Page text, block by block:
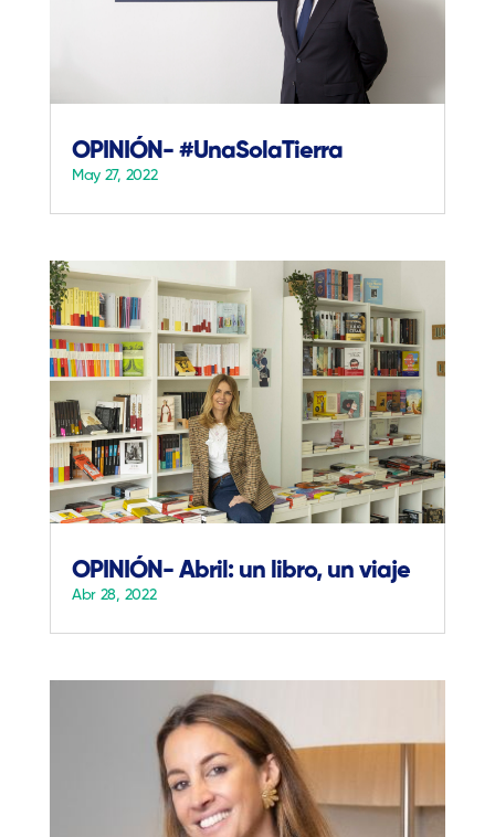
OPINIÓN- #UnaSolaTierra
May 27, 2022
OPINIÓN- Abril: un libro, un viaje
Abr 28, 2022